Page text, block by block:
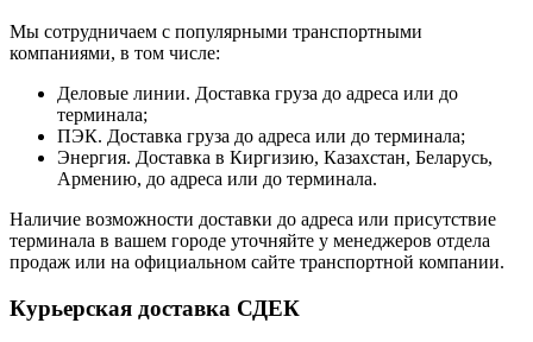
Мы сотрудничаем с популярными транспортными
компаниями, в том числе:
Деловые линии. Доставка груза до адреса или до
терминала;
ПЭК. Доставка груза до адреса или до терминала;
Энергия. Доставка в Киргизию, Казахстан, Беларусь,
Армению, до адреса или до терминала.
Наличие возможности доставки до адреса или присутствие
терминала в вашем городе уточняйте у менеджеров отдела
продаж или на официальном сайте транспортной компании.
Курьерская доставка СДЕК